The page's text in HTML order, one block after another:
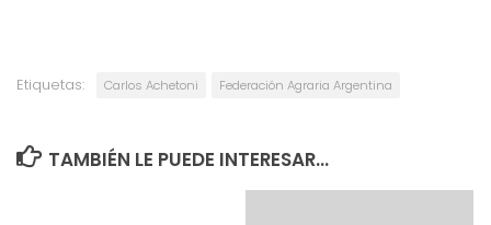
Etiquetas: Carlos Achetoni Federación Agraria Argentina
TAMBIÉN LE PUEDE INTERESAR...